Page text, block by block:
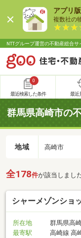
アプリ
複数社の
NTTグループ運営の不動産総合サ
0
最近検索した条件 最近
群馬県高崎市の
地域 高崎市
全178件が該当しました
シャーメゾンショ
所在地
群馬県高
最寄駅
高崎線 高